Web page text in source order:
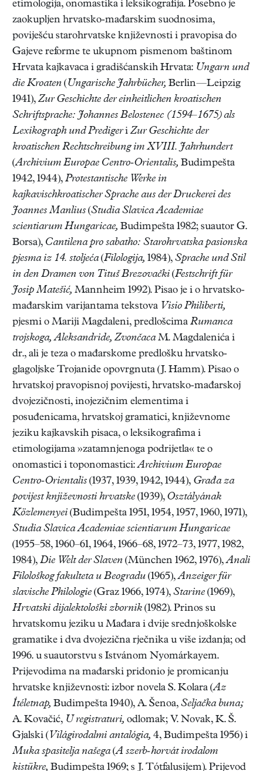
etimologija, onomastika i leksikografija. Posebno je
zaokupljen hrvatsko-mađarskim suodnosima,
poviješću starohrvatske književnosti i pravopisa do
Gajeve reforme te ukupnom pismenom baštinom
Hrvata kajkavaca i gradišćanskih Hrvata: Ungarn und
die Kroaten (Ungarische Jahrbücher, Berlin—Leipzig
1941), Zur Geschichte der einheitlichen kroatischen
Schriftsprache: Johannes Belostenec (1594–1675) als
Lexikograph und Predigeri Zur Geschichte der
kroatischen Rechtschreibung im XVIII. Jahrhundert
(Archivium Europae Centro-Orientalis, Budimpešta
1942, 1944), Protestantische Werke in
kajkavischkroatischer Sprache aus der Druckerei des
Joannes Manlius (Studia Slavica Academiae
scientiarum Hungaricae, Budimpešta 1982; suautor G.
Borsa), Cantilena pro sabatho: Starohrvatska pasionska
pjesma iz 14. stoljeća(Filologija, 1984), Sprache und Stil
in den Dramen von Tituš Brezovački (Festschrift für
Josip Matešić, Mannheim 1992). Pisao je i o hrvatsko-
mađarskim varijantama tekstova Visio Philiberti,
pjesmi o Mariji Magdaleni, predlošcima Rumanca
trojskoga, Aleksandride, ZvončacaM. Magdalenića i
dr., ali je teza o mađarskome predlošku hrvatsko-
glagoljske Trojanide opovrgnuta (J. Hamm). Pisao o
hrvatskoj pravopisnoj povijesti, hrvatsko-mađarskoj
dvojezičnosti, inojezičnim elementima i
posuđenicama, hrvatskoj gramatici, književnome
jeziku kajkavskih pisaca, o leksikografima i
etimologijama »zatamnjenoga podrijetla« te o
onomastici i toponomastici:Archivium Europae
Centro-Orientalis (1937, 1939, 1942, 1944), Građa za
povijest književnosti hrvatske (1939), Osztályának
Közlemenyei (Budimpešta 1951, 1954, 1957, 1960, 1971),
Studia Slavica Academiae scientiarum Hungaricae
(1955–58, 1960–61, 1964, 1966–68, 1972–73, 1977, 1982,
1984), Die Welt der Slaven (München 1962, 1976),Anali
Filološkog fakulteta u Beogradu (1965),Anzeiger für
slavische Philologie (Graz 1966, 1974), Starine (1969),
Hrvatski dijalektološki zbornik (1982). Prinos su
hrvatskomu jeziku u Mađara i dvije srednjoškolske
gramatike i dva dvojezična rječnika u više izdanja; od
1996. u suautorstvu s Istvánom Nyomárkayem.
Prijevodima na mađarski pridonio je promicanju
hrvatske književnosti: izbor novela S. Kolara (Az
Ítéletnap, Budimpešta 1940), A. Šenoa, Seljačka buna;
A. Kovačić, U registraturi, odlomak; V. Novak, K. Š.
Gjalski ( Világirodalmi antalógia, 4, Budimpešta 1956) i
Muka spasitelja našega(A szerb-horvát irodalom
kistükre, Budimpešta 1969; s J. Tótfalusijem). Prijevod